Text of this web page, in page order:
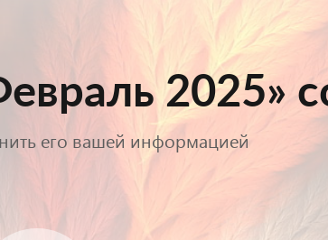
2025»
его вашей информацией